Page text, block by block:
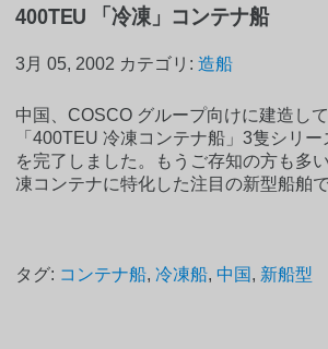
400TEU 「冷凍」コンテナ船
3月 05, 2002 カテゴリ:造船
中国、COSCO グループ向けに建造し
「400TEU 冷凍コンテナ船」3隻シリ
を完了しました。もうご存知の方も多
凍コンテナに特化した注目の新型船舶で
タグ: コンテナ船,冷凍船, 中国 , 新船型